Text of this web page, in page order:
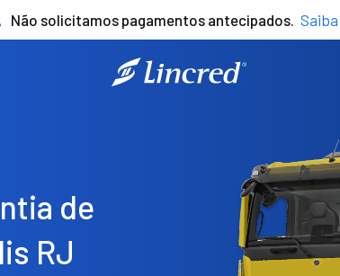
Não solicitamos pagamentos antecipados.
de
RJ